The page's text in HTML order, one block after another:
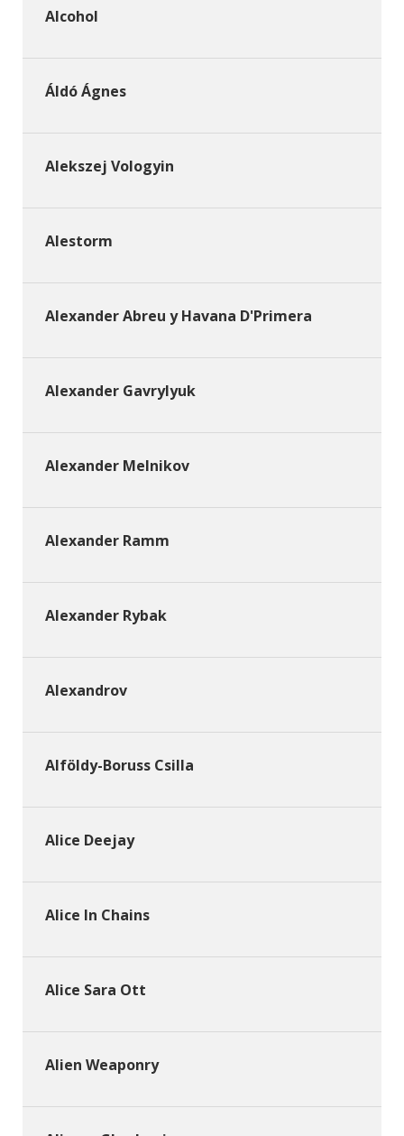
Alcohol
Áldó Ágnes
Alekszej Vologyin
Alestorm
Alexander Abreu y Havana D'Primera
Alexander Gavrylyuk
Alexander Melnikov
Alexander Ramm
Alexander Rybak
Alexandrov
Alföldy-Boruss Csilla
Alice Deejay
Alice In Chains
Alice Sara Ott
Alien Weaponry